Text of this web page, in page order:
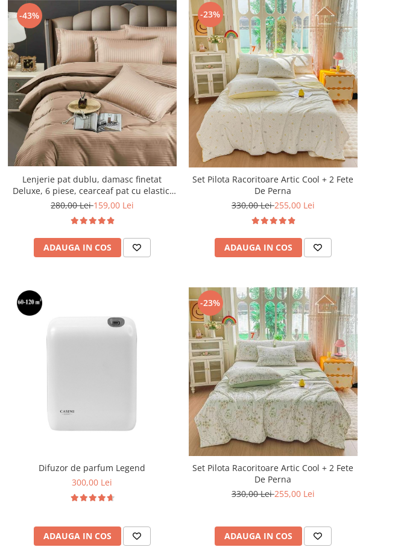
-43%
Lenjerie pat dublu, damasc finetat
Deluxe, 6 piese, cearceaf pat cu elastic,
Maro
280,00 Lei159,00 Lei
ADAUGA IN COS
-23%
Set Pilota Racoritoare Artic Cool + 2 Fete
De Perna
330,00 Lei255,00 Lei
ADAUGA IN COS
Difuzor de parfum Legend
300,00 Lei
ADAUGA IN COS
-23%
Set Pilota Racoritoare Artic Cool + 2 Fete
De Perna
330,00 Lei255,00 Lei
ADAUGA IN COS